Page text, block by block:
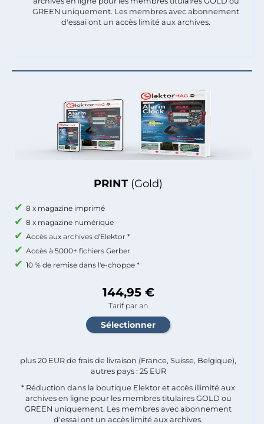
PRINT (Gold)
8 x magazine imprimé
8 x magazine numérique
Accès aux archives d'Elektor *
Accès à 5000+ fichiers Gerber
10 % de remise dans l'e-choppe *
144,95 €
Tarif par an
plus 20 EUR de frais de livraison (France, Suisse, Belgique),
autres pays : 25 EUR
* Réduction dans la boutique Elektor et accès illimité aux
archives en ligne pour les membres titulaires GOLD ou
GREEN uniquement. Les membres avec abonnement
d'essai ont un accès limité aux archives.
GREEN uniquement. Les membres avec abonnement
d'essai ont un accès limité aux archives.